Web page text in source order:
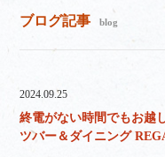
ブログ記事 blog
2024.09.25
終電がない時間でもお越
ツバー＆ダイニング